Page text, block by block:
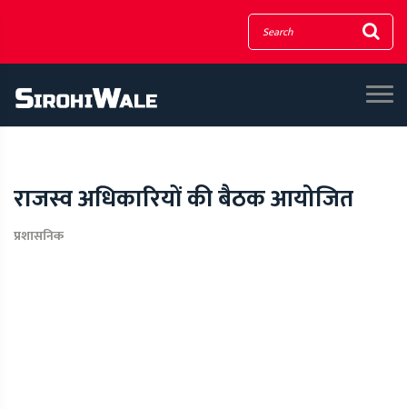
राजस्व अधिकारियों की बैठक आयोजित
प्रशासनिक